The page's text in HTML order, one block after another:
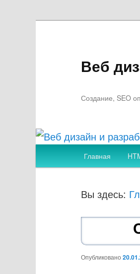
Веб
Создание, SEO
меню
Перейти
к
Главная
Вы здесь:
Опубликовано